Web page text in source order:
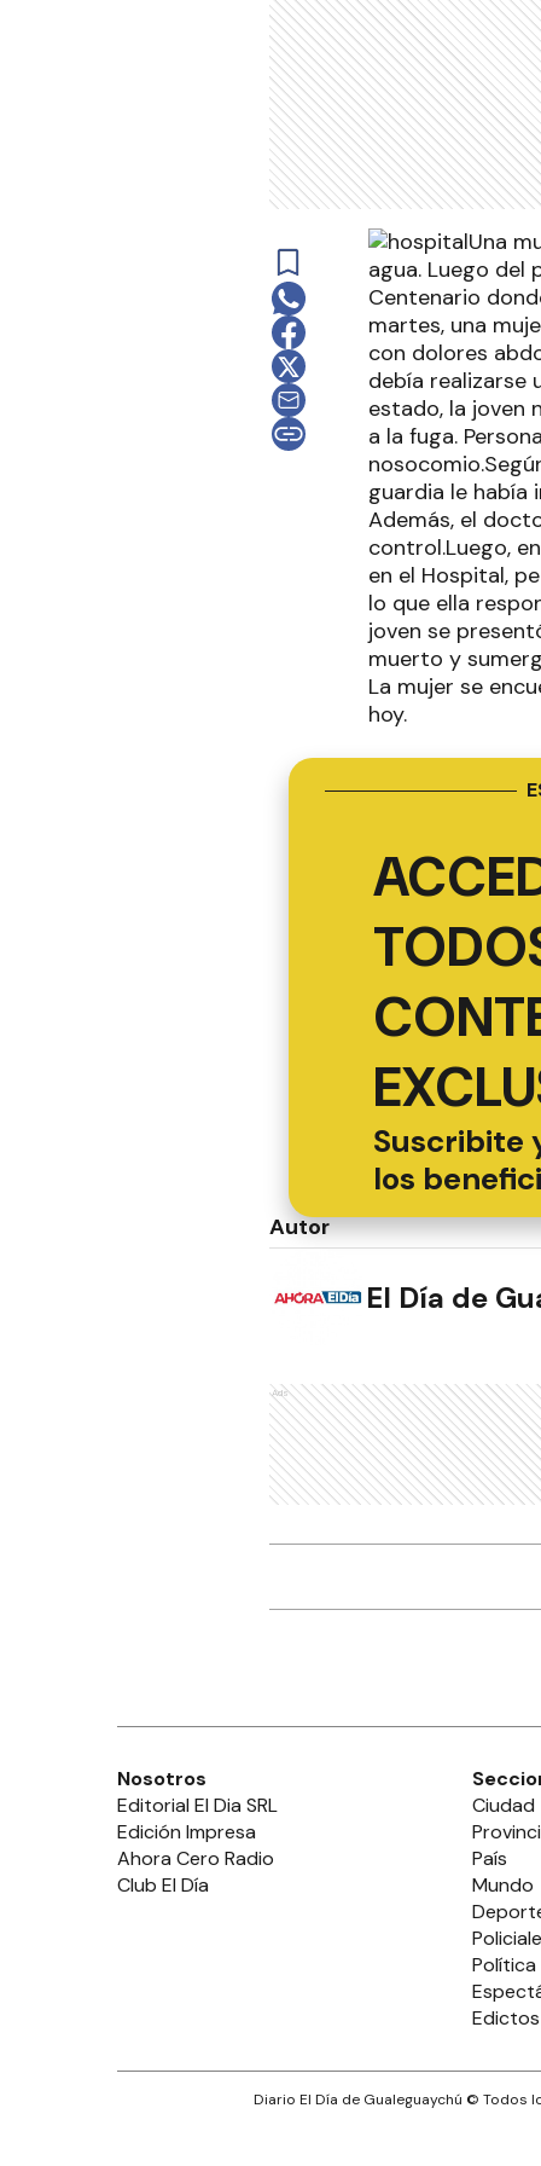
Una
agua. Luego
Centenario
martes, una
con dolores
debía realizarse
estado, la joven
a la fuga.
guardia le había
Además, el
control.Luego,
en el Hospital,
lo que ella
joven se
muerto y
La mujer se
hoy.
Suscribite
los
Autor
El Día de
Ads
Nosotros
Editorial El Dia SRL
Edición Impresa
Ahora Cero Radio
Club El Día
Ciudad
País
Mundo
Política
Edictos
Diario El Día de Gualeguaychú © Todos